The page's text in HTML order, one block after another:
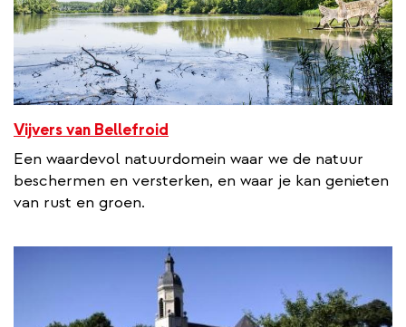
Vijvers van Bellefroid
Een waardevol natuurdomein waar we de natuur
beschermen en versterken, en waar je kan genieten
van rust en groen.